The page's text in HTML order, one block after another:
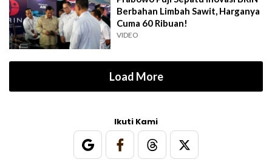
Berbahan Limbah Sawit, Harganya
Cuma 60 Ribuan!
VIDEO
Load More
Ikuti Kami